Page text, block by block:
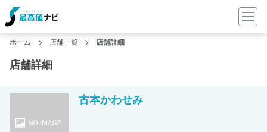
ホーム 店舗一覧 店舗詳細
店舗詳細
古本かわせみ